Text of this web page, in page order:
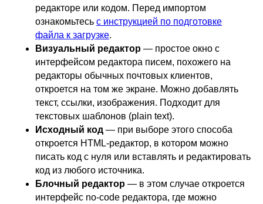
редакторе или кодом. Перед импортом
ознакомьтесь с инструкцией по подготовке
файла к загрузке.
Визуальный редактор — простое окно с
интерфейсом редактора писем, похожего на
редакторы обычных почтовых клиентов,
откроется на том же экране. Можно добавлять
текст, ссылки, изображения. Подходит для
текстовых шаблонов (plain text).
Исходный код — при выборе этого способа
откроется HTML-редактор, в котором можно
писать код с нуля или вставлять и редактировать
код из любого источника.
Блочный редактор — в этом случае откроется
интерфейс no-code редактора, где можно